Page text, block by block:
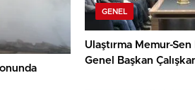
GENEL
Ulaştırma Memur-
Genel Başkan